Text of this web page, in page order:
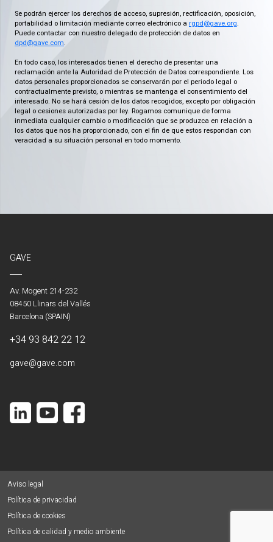
Se podrán ejercer los derechos de acceso, supresión, rectificación, oposición,
portabilidad o limitación mediante correo electrónico a rgpd@gave.org.
Puede contactar con nuestro delegado de protección de datos en
dpd@gave.com.
En todo caso, los interesados tienen el derecho de presentar una
reclamación ante la Autoridad de Protección de Datos correspondiente. Los
datos personales proporcionados se conservarán por el periodo legal o
contractualmente previsto, o mientras se mantenga el consentimiento del
interesado. No se hará cesión de los datos recogidos, excepto por obligación
legal o cesiones autorizadas por ley. Rogamos comunique de forma
inmediata cualquier cambio o modificación que se produzca en relación a
los datos que nos ha proporcionado, con el fin de que estos respondan con
veracidad a su situación personal en todo momento.
GAVE
Av. Mogent 214-232
08450 Llinars del Vallés
Barcelona (SPAIN)
+34 93 842 22 12
gave@gave.com
Aviso legal
Política de privacidad
Política de cookies
Política de calidad y medio ambiente